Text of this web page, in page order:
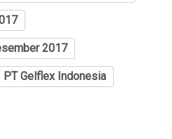
2017
PT Gelflex Indonesia